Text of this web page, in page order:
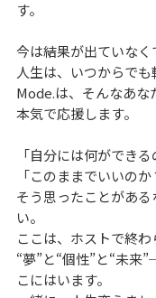
す。
今は結果が出ていなく
人生は、いつからでも
Mode.は、そんなあな
本気で応援します。
「自分には何ができる
「このままでいいのか
そう思ったことがあ
い。
ここは、ホストで終わ
“夢”と“個性”と“未
こにはいます。